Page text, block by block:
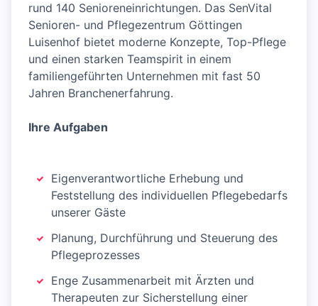
rund 140 Senioreneinrichtungen. Das SenVital
Senioren- und Pflegezentrum Göttingen
Luisenhof bietet moderne Konzepte, Top-Pflege
und einen starken Teamspirit in einem
familiengeführten Unternehmen mit fast 50
Jahren Branchenerfahrung.
Ihre Aufgaben
Eigenverantwortliche Erhebung und
Feststellung des individuellen Pflegebedarfs
unserer Gäste
Planung, Durchführung und Steuerung des
Pflegeprozesses
Enge Zusammenarbeit mit Ärzten und
Therapeuten zur Sicherstellung einer